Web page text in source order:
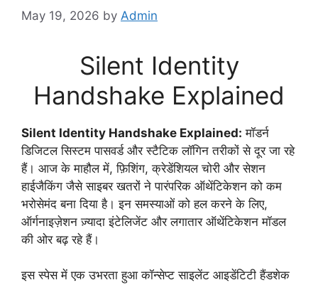
May 19, 2026 by Admin
Silent Identity
Handshake Explained
Silent Identity Handshake Explained: मॉडर्न
डिजिटल सिस्टम पासवर्ड और स्टैटिक लॉगिन तरीकों से दूर जा रहे
हैं। आज के माहौल में, फ़िशिंग, क्रेडेंशियल चोरी और सेशन
हाईजैकिंग जैसे साइबर खतरों ने पारंपरिक ऑथेंटिकेशन को कम
भरोसेमंद बना दिया है। इन समस्याओं को हल करने के लिए,
ऑर्गनाइज़ेशन ज़्यादा इंटेलिजेंट और लगातार ऑथेंटिकेशन मॉडल
की ओर बढ़ रहे हैं।
इस स्पेस में एक उभरता हुआ कॉन्सेप्ट साइलेंट आइडेंटिटी हैंडशेक